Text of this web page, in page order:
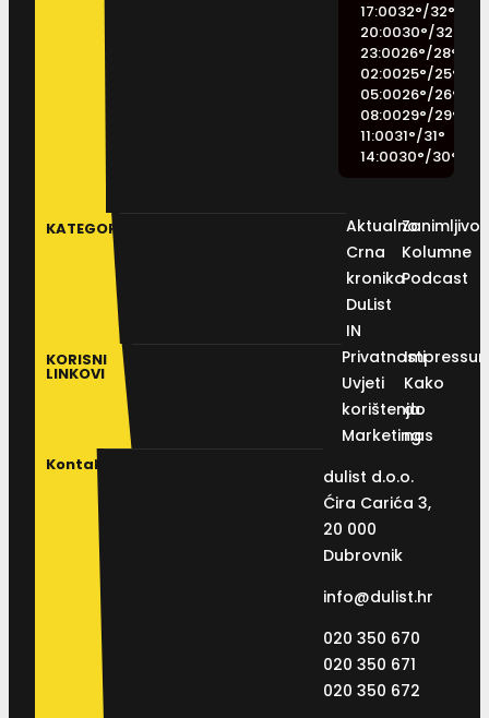
17:0032°/32°
20:0030°/32
23:0026°/28°
02:0025°/25°
05:0026°/26°
08:0029°/29°
11:0031°/31°
14:0030°/30°
KATEGORIJE
Aktualno
Crna
kronika
DuList
IN
Kolumne
Podcast
KORISNI
LINKOVI
Privatnosti
Uvjeti
korištenja
Marketing
Kako
do
nas
Kontakt
dulist d.o.o.
Ćira Carića 3,
20 000
Dubrovnik
info@dulist.hr
020 350 670
020 350 671
020 350 672